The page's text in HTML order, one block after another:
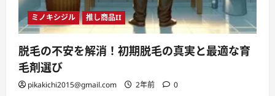
た
め
の
最
の
選
つ
い
ミノキシジル 推し商品II
脱毛の不安を解消！初期脱毛の真実と最適な育
毛剤選び
pikakichi2015@gmail.com 2年前 0